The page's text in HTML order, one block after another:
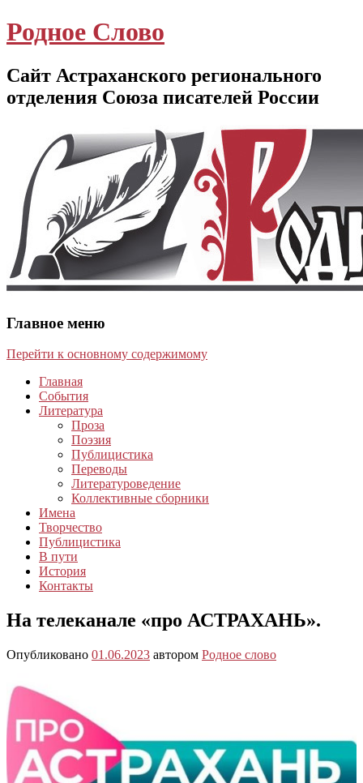
Родное Слово
Сайт Астраханского регионального
отделения Союза писателей России
Главное меню
Перейти к основному содержимому
Главная
События
Литература
Проза
Поэзия
Публицистика
Переводы
Литературоведение
Коллективные сборники
Имена
Творчество
Публицистика
В пути
История
Контакты
На телеканале «про АСТРАХАНЬ».
Опубликовано 01.06.2023 автором Родное слово